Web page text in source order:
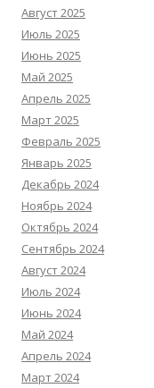
Август 2025
Июль 2025
Июнь 2025
Май 2025
Апрель 2025
Март 2025
Февраль 2025
Январь 2025
Декабрь 2024
Ноябрь 2024
Октябрь 2024
Сентябрь 2024
Август 2024
Июль 2024
Июнь 2024
Май 2024
Апрель 2024
Март 2024